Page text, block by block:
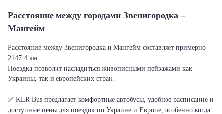
Расстояние между городами Звенигородка –
Мангейм
Расстояние между Звенигородка и Мангейм составляет примерно
2147.4 км.
Поездка позволит насладиться живописными пейзажами как
Украины, так и европейских стран.
✅ KLR Bus предлагает комфортные автобусы, удобное расписание и
доступные цены для поездок по Украине и Европе, особенно когда